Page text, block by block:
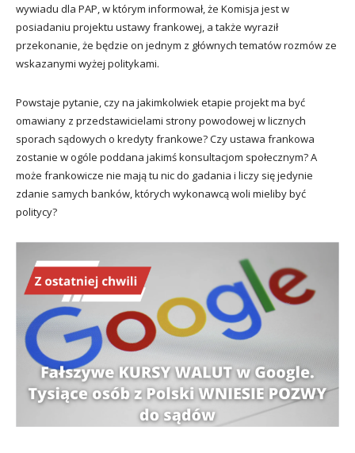
wywiadu dla PAP, w którym informował, że Komisja jest w
posiadaniu projektu ustawy frankowej, a także wyraził
przekonanie, że będzie on jednym z głównych tematów rozmów ze
wskazanymi wyżej politykami.
Powstaje pytanie, czy na jakimkolwiek etapie projekt ma być
omawiany z przedstawicielami strony powodowej w licznych
sporach sądowych o kredyty frankowe? Czy ustawa frankowa
zostanie w ogóle poddana jakimś konsultacjom społecznym? A
może frankowicze nie mają tu nic do gadania i liczy się jedynie
zdanie samych banków, których wykonawcą woli mieliby być
politycy?